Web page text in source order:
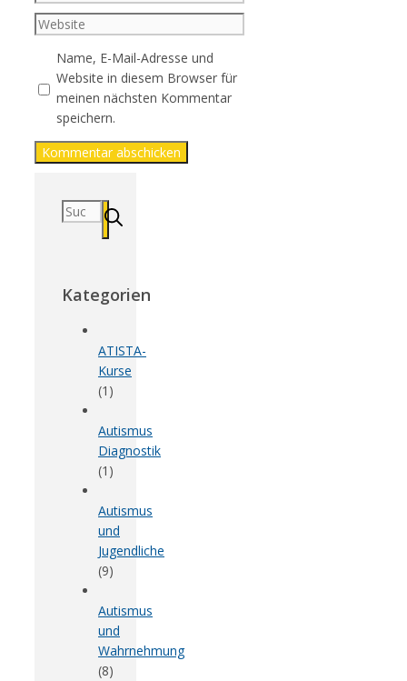
Mail-
Adresse
Website
Name, E-Mail-Adresse und
Website in diesem Browser für
meinen nächsten Kommentar
speichern.
Suchen
Kategorien
ATISTA-
Kurse
(1)
Autismus
Diagnostik
(1)
Autismus
und
Jugendliche
(9)
Autismus
und
Wahrnehmung
(8)